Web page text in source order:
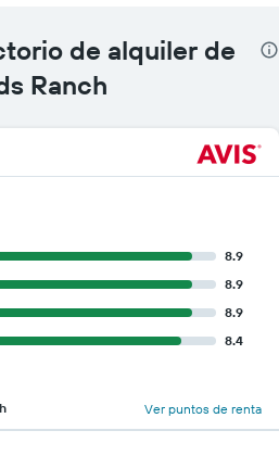
de alquiler de
Ranch
8.9
8.9
8.9
8.4
Ver puntos de renta